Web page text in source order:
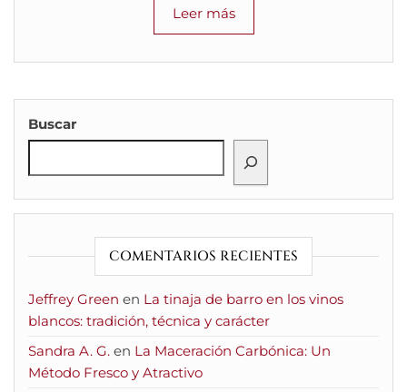
Leer más
Buscar
COMENTARIOS RECIENTES
Jeffrey Green en La tinaja de barro en los vinos
blancos: tradición, técnica y carácter
Sandra A. G. en La Maceración Carbónica: Un
Método Fresco y Atractivo